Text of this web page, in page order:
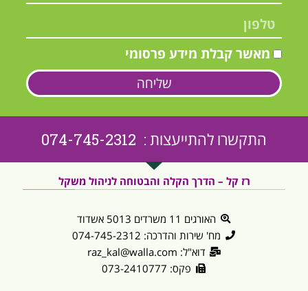
מאשר קבלת מידע פרסומי
שליחה
התקשרו להתייעצות : 074-745-2312
רז קל – הדרך הקלה והבטוחה לניהול משקל
האורגים 11 משרדים 5013 אשדוד
מח' שירות והדרכה: 074-745-2312
דוא"ל: raz_kal@walla.com
פקס: 073-2410777